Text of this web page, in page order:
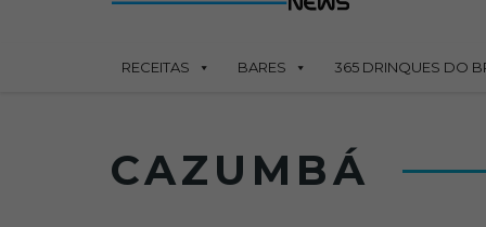
RECEITAS BARES 365 DRINQUES DO
CAZUMBÁ